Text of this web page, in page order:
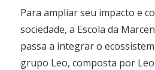
Para ampliar seu impacto e
sociedade, a Escola da
passa a integrar o
grupo Leo, composta por